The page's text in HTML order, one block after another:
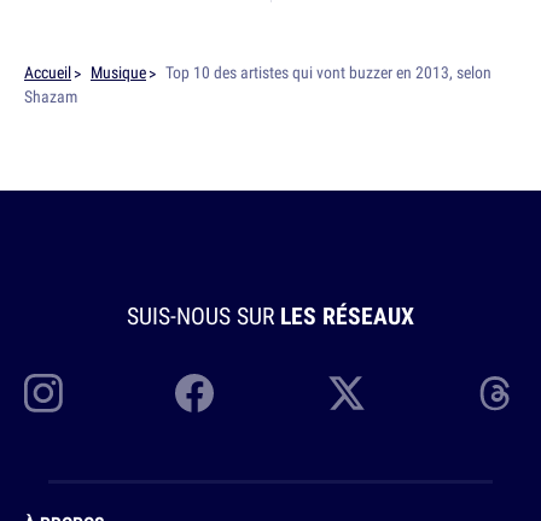
Accueil Musique
Top 10 des artistes qui vont buzzer en 2013, selon
Shazam
SUIS-NOUS SUR LES RÉSEAUX